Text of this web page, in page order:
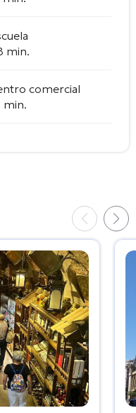
min.
comercial
min.